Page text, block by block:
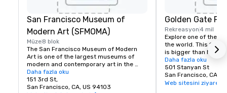
San Francisco Museum of
Modern Art (SFMOMA)
Müze8 blok
The San Francisco Museum of Modern
Art is one of the largest museums of
modern and contemporary art in the
United States and a thriving cultural
center for the Bay Area. It spans seven
stories and has a cafe and bookstore on
Daha fazla oku
151 3rd St,
San Francisco, CA, US 94103
Golden Gate
Rekreasyon4 mil
Explore one of the
the world. This 150-
is bigger than New
Park, and with
vehicles, it’s a safe
its hidden treasures
Academy of
Daha fazla oku
501 Stanyan St
San Francisco, CA,
Web sitesini ziyaret